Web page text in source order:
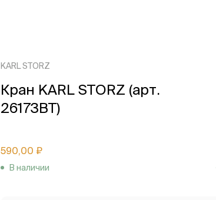
KARL STORZ
Кран KARL STORZ (арт.
26173BT)
590,00 ₽
В наличии